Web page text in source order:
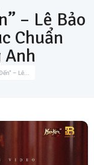
– Lê...
– Lê Bảo
Chuẩn
Anh